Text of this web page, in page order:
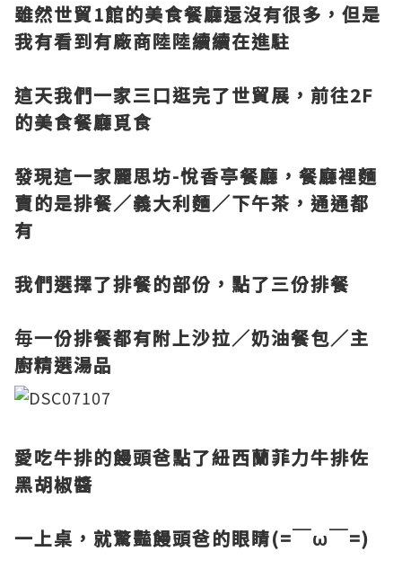
雖然世貿1館的美食餐廳還沒有很多，但是
我有看到有廠商陸陸續續在進駐
這天我們一家三口逛完了世貿展，前往2F
的美食餐廳覓食
發現這一家麗思坊-悅香亭餐廳，餐廳裡麵
賣的是排餐／義大利麵／下午茶，通通都
有
我們選擇了排餐的部份，點了三份排餐
毎一份排餐都有附上沙拉／奶油餐包／主
廚精選湯品
愛吃牛排的饅頭爸點了紐西蘭菲力牛排佐
黑胡椒醬
一上桌，就驚豔饅頭爸的眼睛(=￣ω￣=)